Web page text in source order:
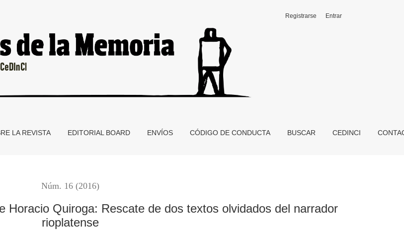
LA REVISTA EDITORIAL BOARD ENVÍOS CÓDIGO DE CONDUCTA BUSCAR CEDINCI
Registrarse Entrar
Núm. 16 (2016)
Horacio Quiroga: Rescate de dos textos olvidados del narrador
rioplatense